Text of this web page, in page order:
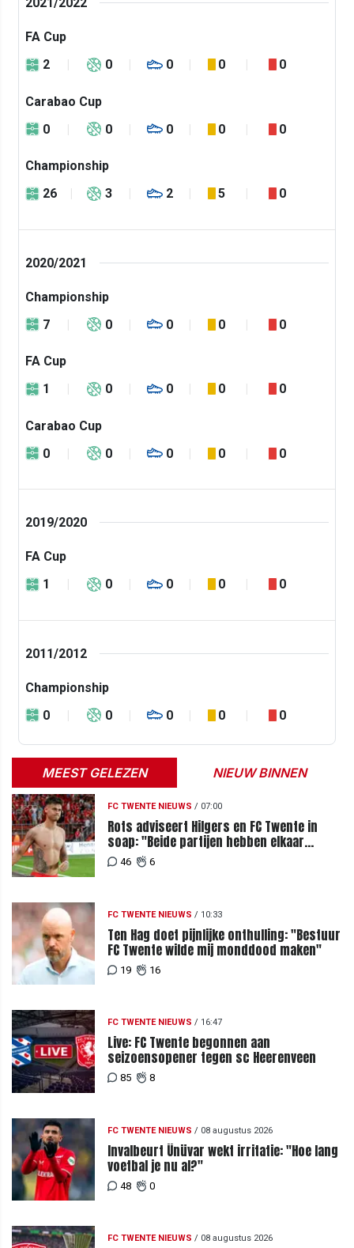
FA Cup
2
0 0 0 0
Carabao Cup
0
0 0 0 0
Championship
26
3 2 5 0
2020/2021
Championship
7
0 0 0 0
FA Cup
1
0 0 0 0
Carabao Cup
0
0 0 0 0
2019/2020
FA Cup
1
0 0 0 0
2011/2012
Championship
0
0 0 0 0
MEEST GELEZEN NIEUW BINNEN
FC TWENTE NIEUWS / 07:00
Rots adviseert Hilgers en FC Twente in
soap: "Beide partijen hebben elkaar
teleurgesteld"
46 6
FC TWENTE NIEUWS / 10:33
Ten Hag doet pijnlijke onthulling: "Bestuur
FC Twente wilde mij monddood maken"
19 16
FC TWENTE NIEUWS / 16:47
Live: FC Twente begonnen aan
seizoensopener tegen sc Heerenveen
85 8
FC TWENTE NIEUWS / 08 augustus 2026
Invalbeurt Ünüvar wekt irritatie: "Hoe lang
voetbal je nu al?"
48 0
FC TWENTE NIEUWS / 08 augustus 2026